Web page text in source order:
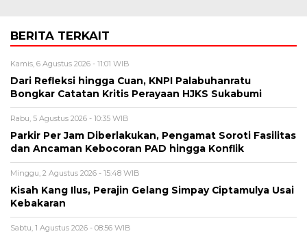
BERITA TERKAIT
Kamis, 6 Agustus 2026 - 11:01 WIB
Dari Refleksi hingga Cuan, KNPI Palabuhanratu
Bongkar Catatan Kritis Perayaan HJKS Sukabumi
Rabu, 5 Agustus 2026 - 10:35 WIB
Parkir Per Jam Diberlakukan, Pengamat Soroti Fasilitas
dan Ancaman Kebocoran PAD hingga Konflik
Minggu, 2 Agustus 2026 - 15:48 WIB
Kisah Kang Ilus, Perajin Gelang Simpay Ciptamulya Usai
Kebakaran
Sabtu, 1 Agustus 2026 - 08:56 WIB